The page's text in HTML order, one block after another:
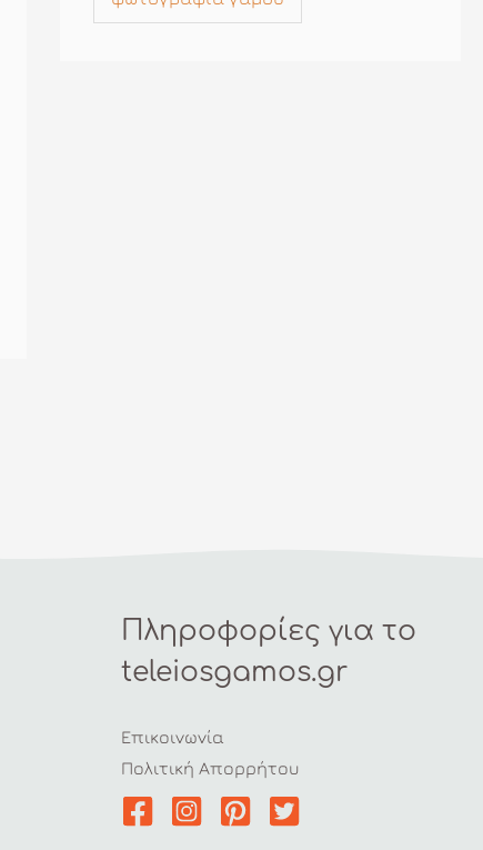
Πληροφορίες για το
teleiosgamos.gr
Επικοινωνία
Πολιτική Απορρήτου